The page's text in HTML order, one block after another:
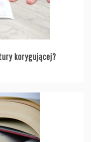
korygującej?